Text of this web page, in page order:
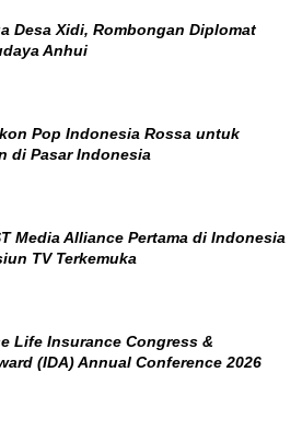
Desa Xidi, Rombongan Diplomat
Anhui
Pop Indonesia Rossa untuk
di Pasar Indonesia
Media Alliance Pertama di Indonesia
TV Terkemuka
Life Insurance Congress &
(IDA) Annual Conference 2026